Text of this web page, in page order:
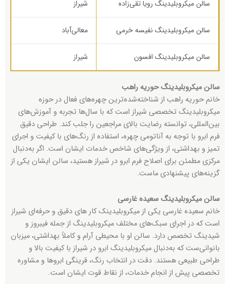
سالن میکروبلیدینگ رویا تقی‌زاده شیراز
سالن میکروبلیدینگ نفیسه خرمی معالی‌آباد
سالن میکروبلیدینگ افسون شیراز
سالن میکروبلیدینگ حوریه راهب
خانم حوریه راهب از شناخته‌شده‌ترین چهره‌های فعال در حوزه
میکروبلیدینگ تخصصی شیراز است که با سال‌ها تجربه و آموزش‌های
بین‌المللی، توانسته رضایت بالای مراجعین را جلب کند. طراحی دقیق
فرم ابرو با توجه به آناتومی چهره، استفاده از رنگ‌های با کیفیت و اجرای
تمیز و بهداشتی، از ویژگی‌های شاخص خدمات ایشان است. اگر به‌دنبال
مرکزی مطمئن برای اصلاح فرم ابرو در شیراز هستید، سالن ایشان یکی از
گزینه‌های پیشنهادی ماست.
سالن میکروبلیدینگ سعیده غارسی
خانم سعیده غارسی یکی از میکروبلیدینک کار های دقیق و حرفه‌ای شیراز
است که در اجرای سبک‌های مختلف میکروبلیدینگ از جمله فیبروز و
شیدینگ تخصص دارد. سالن او با محیطی آرام و کاملاً بهداشتی، میزبان
بانوانی‌ست که به‌دنبال میکروبلیدینگ ابرو در شیراز با کیفیت بالا و
طراحی طبیعی هستند. دقت در انتخاب رنگ، قرینگی ابروها و مشاوره
تخصصی پیش از انجام خدمات، از نقاط قوت ایشان است.